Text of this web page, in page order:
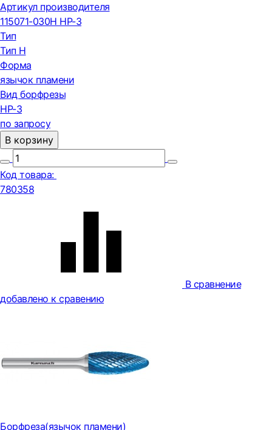
Артикул производителя
115071-030H HP-3
Тип
Тип H
Форма
язычок пламени
Вид борфрезы
HP-3
по запросу
В корзину
Код товара:
780358
В сравнение
добавлено к сравению
Борфреза(язычок пламени)